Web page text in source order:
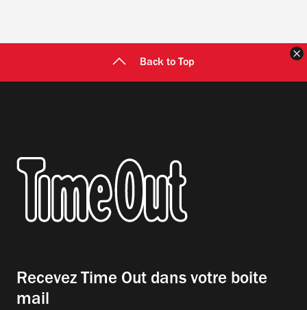
Back to Top
Recevez Time Out dans votre boite
mail